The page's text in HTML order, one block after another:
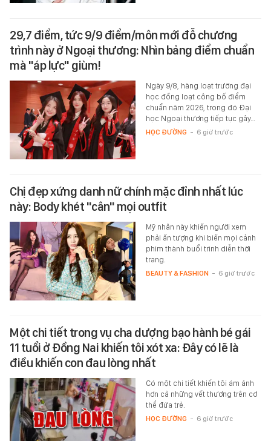
29,7 điểm, tức 9/9 điểm/môn mới đỗ chương
trình này ở Ngoại thương: Nhìn bảng điểm chuẩn
mà "áp lực" giùm!
Ngày 9/8, hàng loạt trường đại
học đồng loạt công bố điểm
chuẩn năm 2026, trong đó Đại
học Ngoại thương tiếp tục gây…
HỌC ĐƯỜNG - 6 giờ trước
Chị đẹp xứng danh nữ chính mặc đỉnh nhất lúc
này: Body khét "cân" mọi outfit
Mỹ nhân này khiến người xem
phải ấn tượng khi biến mọi cảnh
phim thành buổi trình diễn thời
trang.
BEAUTY & FASHION - 6 giờ trước
Một chi tiết trong vụ cha dượng bạo hành bé gái
11 tuổi ở Đồng Nai khiến tôi xót xa: Đây có lẽ là
điều khiến con đau lòng nhất
Có một chi tiết khiến tôi ám ảnh
hơn cả những vết thương trên cơ
thể đứa trẻ.
HỌC ĐƯỜNG - 6 giờ trước